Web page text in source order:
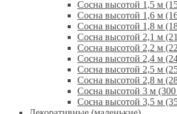
Сосна высотой 1,5 м
Сосна высотой 1,6 м
Сосна высотой 1,8 м
Сосна высотой 2,1 м
Сосна высотой 2,2 м
Сосна высотой 2,4 м
Сосна высотой 2,5 м
Сосна высотой 2,8 м
Сосна высотой 3 м
Сосна высотой 3,5 м